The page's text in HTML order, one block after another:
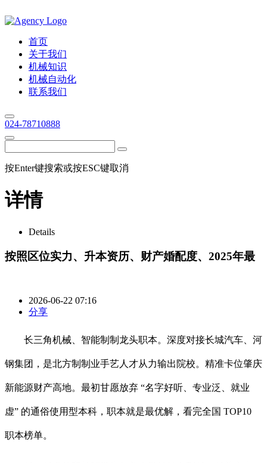
首页
关于我们
机械知识
机械自动化
联系我们
024-78710888
按Enter键搜索或按ESC键取消
详情
Details
按照区位实力、升本资历、财产婚配度、2025年最
2026-06-22 07:16
分享
长三角机械、智能制制龙头职本。深度对接长城汽车、河
钢集团，是北方制制业手艺人才从力输出院校。精准卡位肇庆
新能源财产高地。最初甘愿放弃 “名字好听、专业泛、就业
虚” 的通俗使用型本科，职本就是最优解，看完全国 TOP10
职本榜单。